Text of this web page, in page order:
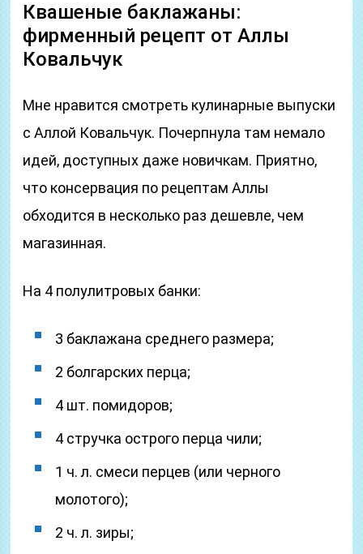
Квашеные баклажаны:
фирменный рецепт от Аллы
Ковальчук
Мне нравится смотреть кулинарные выпуски
с Аллой Ковальчук. Почерпнула там немало
идей, доступных даже новичкам. Приятно,
что консервация по рецептам Аллы
обходится в несколько раз дешевле, чем
магазинная.
На 4 полулитровых банки:
3 баклажана среднего размера;
2 болгарских перца;
4 шт. помидоров;
4 стручка острого перца чили;
1 ч. л. смеси перцев (или черного
молотого);
2 ч. л. зиры;